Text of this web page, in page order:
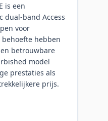
is een
dual-band Access
voor
hebben
betrouwbare
model
prestaties als
prijs.